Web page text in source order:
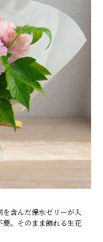
含んだ保水ゼリーが入
要。そのまま飾れる生花